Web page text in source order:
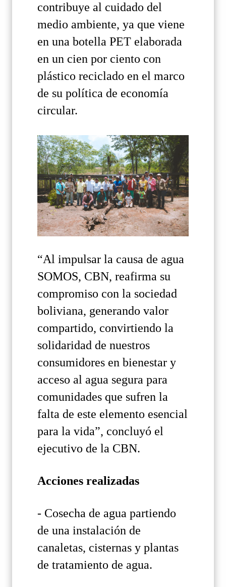
contribuye al cuidado del
medio ambiente, ya que viene
en una botella PET elaborada
en un cien por ciento con
plástico reciclado en el marco
de su política de economía
circular.
“Al impulsar la causa de agua
SOMOS, CBN, reafirma su
compromiso con la sociedad
boliviana, generando valor
compartido, convirtiendo la
solidaridad de nuestros
consumidores en bienestar y
acceso al agua segura para
comunidades que sufren la
falta de este elemento esencial
para la vida”, concluyó el
ejecutivo de la CBN.
Acciones realizadas
- Cosecha de agua partiendo
de una instalación de
canaletas, cisternas y plantas
de tratamiento de agua.